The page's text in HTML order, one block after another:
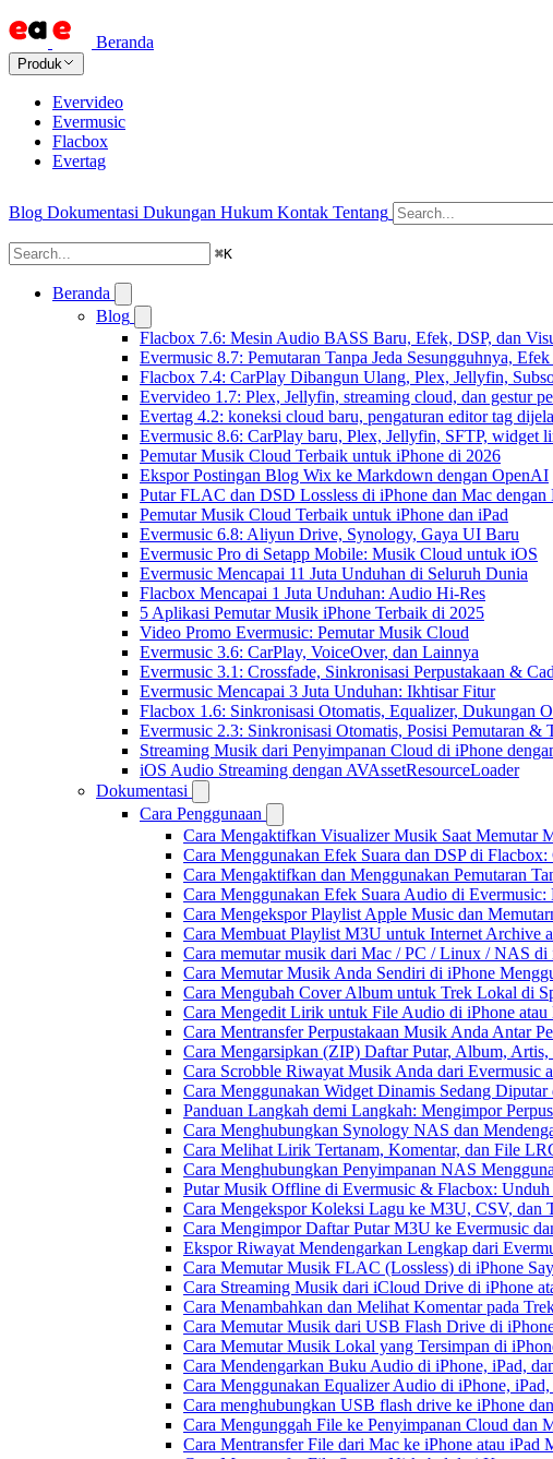
Beranda
Produk
Evervideo
Evermusic
Flacbox
Evertag
Blog Dokumentasi Dukungan Hukum Kontak Tentang
⌘K
Beranda
Blog
Flacbox 7.6: Mesin Audio BASS Baru, Efek, DSP, dan
Evermusic 8.7: Pemutaran Tanpa Jeda Sesungguhnya,
Flacbox 7.4: CarPlay Dibangun Ulang, Plex, Jellyfin,
Evervideo 1.7: Plex, Jellyfin, streaming cloud, dan gestur
Evertag 4.2: koneksi cloud baru, pengaturan editor tag
Evermusic 8.6: CarPlay baru, Plex, Jellyfin, SFTP, widget
Pemutar Musik Cloud Terbaik untuk iPhone di 2026
Ekspor Postingan Blog Wix ke Markdown dengan OpenAI
Putar FLAC dan DSD Lossless di iPhone dan Mac dengan
Pemutar Musik Cloud Terbaik untuk iPhone dan iPad
Evermusic 6.8: Aliyun Drive, Synology, Gaya UI Baru
Evermusic Pro di Setapp Mobile: Musik Cloud untuk iOS
Evermusic Mencapai 11 Juta Unduhan di Seluruh Dunia
Flacbox Mencapai 1 Juta Unduhan: Audio Hi-Res
5 Aplikasi Pemutar Musik iPhone Terbaik di 2025
Video Promo Evermusic: Pemutar Musik Cloud
Evermusic 3.6: CarPlay, VoiceOver, dan Lainnya
Evermusic 3.1: Crossfade, Sinkronisasi Perpustakaan &
Evermusic Mencapai 3 Juta Unduhan: Ikhtisar Fitur
Flacbox 1.6: Sinkronisasi Otomatis, Equalizer, Dukungan
Evermusic 2.3: Sinkronisasi Otomatis, Posisi Pemutaran &
Streaming Musik dari Penyimpanan Cloud di iPhone
iOS Audio Streaming dengan AVAssetResourceLoader
Dokumentasi
Cara Penggunaan
Cara Mengaktifkan Visualizer Musik Saat Memutar
Cara Menggunakan Efek Suara dan DSP di
Cara Mengaktifkan dan Menggunakan Pemutaran
Cara Menggunakan Efek Suara Audio di
Cara Mengekspor Playlist Apple Music dan
Cara Membuat Playlist M3U untuk Internet Archive
Cara memutar musik dari Mac / PC / Linux / NAS
Cara Memutar Musik Anda Sendiri di iPhone
Cara Mengubah Cover Album untuk Trek Lokal di
Cara Mengedit Lirik untuk File Audio di iPhone
Cara Mentransfer Perpustakaan Musik Anda Antar
Cara Mengarsipkan (ZIP) Daftar Putar, Album,
Cara Scrobble Riwayat Musik Anda dari Evermusic
Cara Menggunakan Widget Dinamis Sedang
Panduan Langkah demi Langkah: Mengimpor
Cara Menghubungkan Synology NAS dan
Cara Melihat Lirik Tertanam, Komentar, dan File
Cara Menghubungkan Penyimpanan NAS
Putar Musik Offline di Evermusic & Flacbox:
Cara Mengekspor Koleksi Lagu ke M3U, CSV,
Cara Mengimpor Daftar Putar M3U ke Evermusic
Ekspor Riwayat Mendengarkan Lengkap dari
Cara Memutar Musik FLAC (Lossless) di iPhone
Cara Streaming Musik dari iCloud Drive di iPhone
Cara Menambahkan dan Melihat Komentar pada
Cara Memutar Musik dari USB Flash Drive di
Cara Memutar Musik Lokal yang Tersimpan di
Cara Mendengarkan Buku Audio di iPhone, iPad,
Cara Menggunakan Equalizer Audio di iPhone,
Cara menghubungkan USB flash drive ke iPhone
Cara Mengunggah File ke Penyimpanan Cloud dan
Cara Mentransfer File dari Mac ke iPhone atau iPad